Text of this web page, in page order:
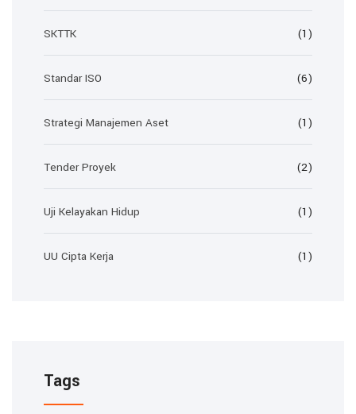
SKTTK (1)
Standar ISO (6)
Strategi Manajemen Aset (1)
Tender Proyek (2)
Uji Kelayakan Hidup (1)
UU Cipta Kerja (1)
Tags